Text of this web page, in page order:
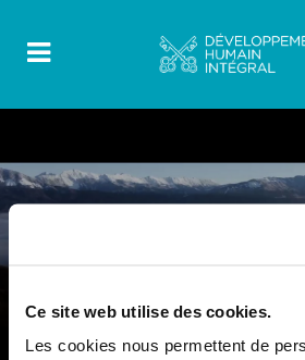
Ce site web utilise des cookies.
Les cookies nous permettent de
12 Octobre 20220
Video – Leaving